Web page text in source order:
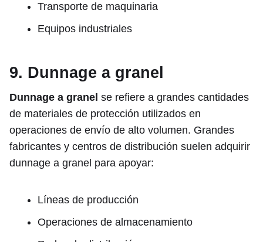
Transporte de maquinaria
Equipos industriales
9. Dunnage a granel
Dunnage a granel se refiere a grandes cantidades
de materiales de protección utilizados en
operaciones de envío de alto volumen. Grandes
fabricantes y centros de distribución suelen adquirir
dunnage a granel para apoyar:
Líneas de producción
Operaciones de almacenamiento